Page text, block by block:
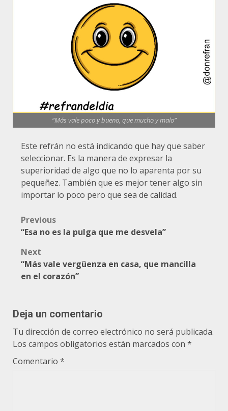
“Más vale poco y bueno, que mucho y malo”
Este refrán no está indicando que hay que saber
seleccionar. Es la manera de expresar la
superioridad de algo que no lo aparenta por su
pequeñez. También que es mejor tener algo sin
importar lo poco pero que sea de calidad.
Post
navigation
Previous
“Esa no es la pulga que me desvela”
Next
“Más vale vergüenza en casa, que mancilla
en el corazón”
Deja un comentario
Tu dirección de correo electrónico no será publicada.
Los campos obligatorios están marcados con *
Comentario *